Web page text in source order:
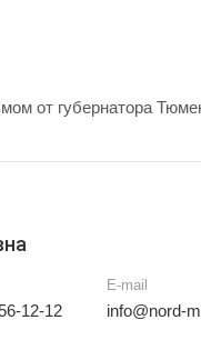
от губернатора
12-12
E-mail
info@nord-